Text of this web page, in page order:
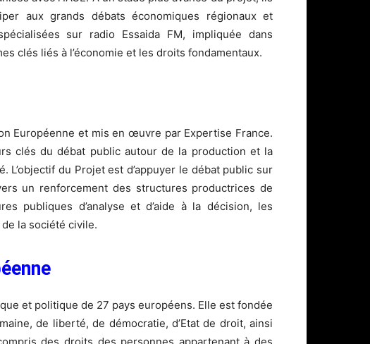
aux grands débats économiques régionaux et
sur radio Essaida FM, impliquée dans
clés liés à l’économie et les droits fondamentaux.
Européenne et mis en œuvre par Expertise France.
clés du débat public autour de la production et la
du Projet est d’appuyer le débat public sur
un renforcement des structures productrices de
publiques d’analyse et d’aide à la décision, les
la société civile.
et politique de 27 pays européens. Elle est fondée
de liberté, de démocratie, d’Etat de droit, ainsi
des droits des personnes appartenant à des